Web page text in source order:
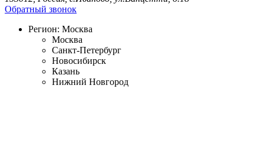
Обратный звонок
Регион: Москва
Москва
Санкт-Петербург
Новосибирск
Казань
Нижний Новгород